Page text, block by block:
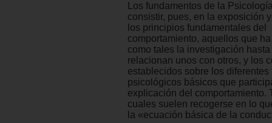
Los fundamentos de la
consistir, pues, en la exposición
los principios fundamentales del
comportamiento, aquellos que
como tales la investigación
relacionan unos con otros, y los
establecidos sobre los diferentes
psicológicos básicos que
explicación del comportamiento.
cuales suelen recogerse en lo
la «ecuación básica de la